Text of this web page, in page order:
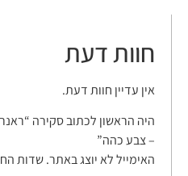
חוות דעת
אין עדיין חוות דעת.
היה הראשון לכתוב סקירה
– צבע כהה”
האימייל לא יוצג באתר.שדות